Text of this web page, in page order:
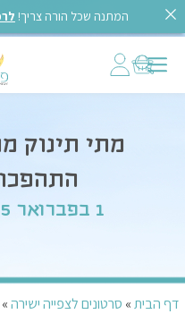
המתנה שכל הורה צריך!
מתי תינוק
1 בפברואר 2025 | מורן פיצ'ון
דף הבית» סרטונים לצפייה ישירה»